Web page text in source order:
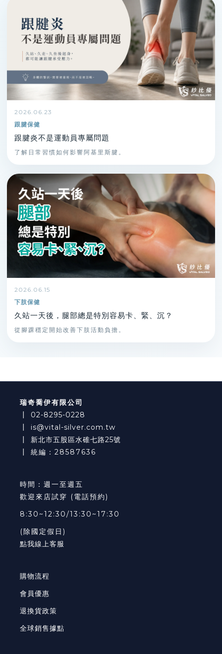
2026.06.23
跟腱保健
跟腱炎不是運動員專屬問題
了解日常習慣如何影響阿基里斯腱。
2026.06.15
下肢保健
久站一天後，腿部總是特別容易卡、緊、沉？
從腳踝穩定開始改善下肢活動負擔。
瑞奇喬伊有限公司
02-8295-0228
is@vital-silver.com.tw
新北市五股區水碓七路25號
┃ 統編：28587636
時間：週一至週五
歡迎來店試穿 (電話預約)
8:30~12:30/13:30~17:30
(除國定假日)
點我線上客服
購物流程
會員優惠
退換貨政策
全球銷售據點